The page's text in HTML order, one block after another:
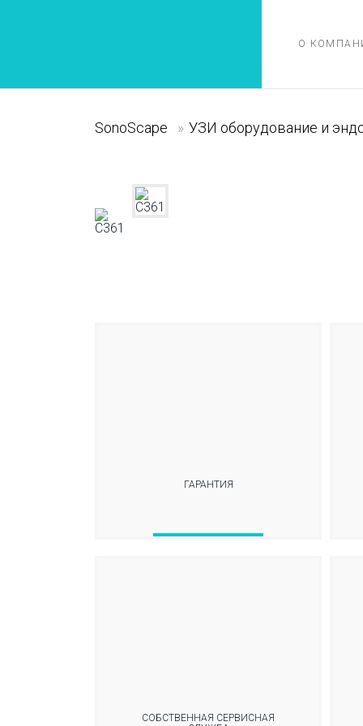
О
SonoScape » УЗИ оборудование и
ГАРАНТИЯ
СОБСТВЕННАЯ СЕРВИСНАЯ